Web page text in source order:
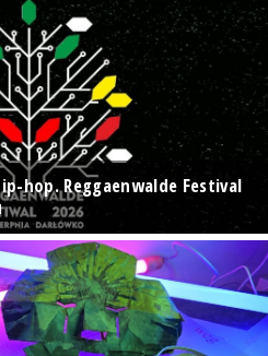
hop. Reggaenwalde Festival